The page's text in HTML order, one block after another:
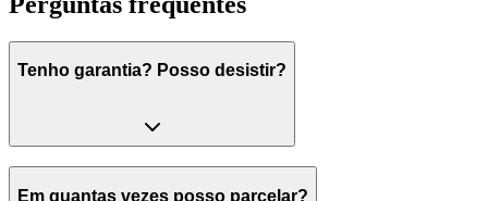
Tenho garantia? Posso desistir?
Em quantas vezes posso parcelar?